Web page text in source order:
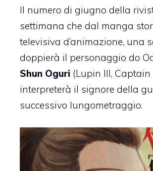
Il numero di giugno della
settimana che dal manga
televisiva d’animazione, una
doppierà il personaggio do
Shun Oguri (Lupin III,
interpreterà il signore della
successivo lungometraggio.